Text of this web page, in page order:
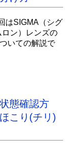
はSIGMA（シグ
ン）レンズの
いての解説で
態確認方
こり(チリ)